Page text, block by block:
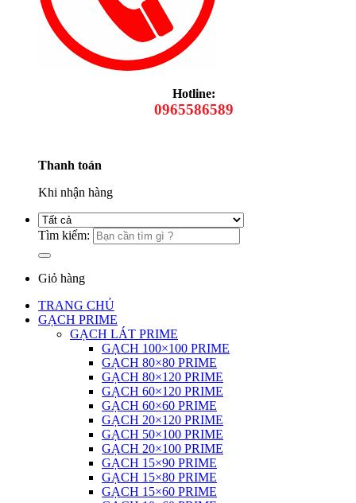
Hotline:
0965586589
Thanh toán
Khi nhận hàng
Tìm kiếm:
Giỏ hàng
TRANG CHỦ
GẠCH PRIME
GẠCH LÁT PRIME
GẠCH 100×100 PRIME
GẠCH 80×80 PRIME
GẠCH 80×120 PRIME
GẠCH 60×120 PRIME
GẠCH 60×60 PRIME
GẠCH 20×120 PRIME
GẠCH 50×100 PRIME
GẠCH 20×100 PRIME
GẠCH 15×90 PRIME
GẠCH 15×80 PRIME
GẠCH 15×60 PRIME